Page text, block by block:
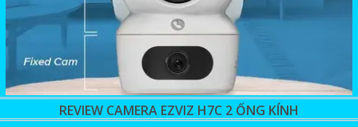
REVIEW CAMERA EZVIZ H7C 2 ỐNG KÍNH